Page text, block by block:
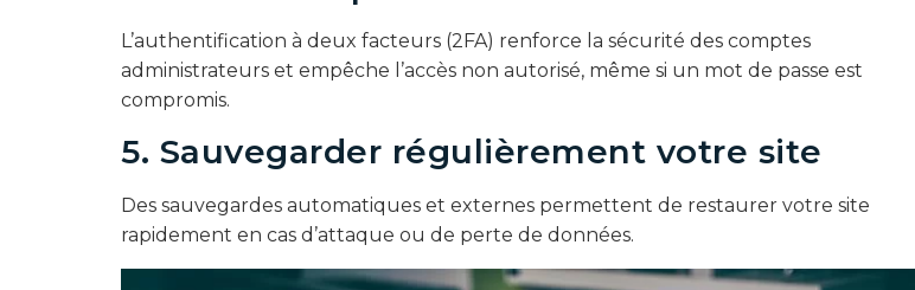
L’authentification à deux facteurs (2FA) renforce la sécurité des comptes
administrateurs et empêche l’accès non autorisé, même si un mot de passe est
compromis.
5. Sauvegarder régulièrement votre site
Des sauvegardes automatiques et externes permettent de restaurer votre site
rapidement en cas d’attaque ou de perte de données.